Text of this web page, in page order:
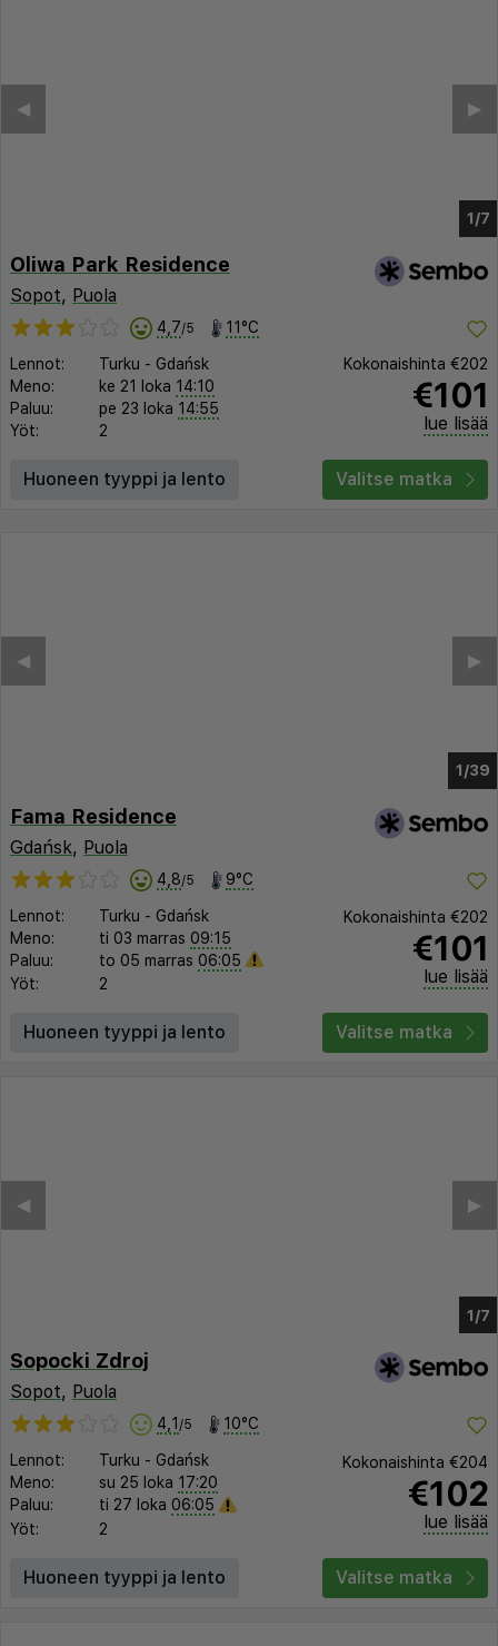
Oliwa Park Residence
Sopot, Puola
4,7/5 11°C
Lennot: Turku - Gdańsk
Meno:
ke 21 loka 14:10
Paluu:
pe 23 loka 14:55
Yöt:
2
Kokonaishinta €202
€101
lue lisää
Huoneen tyyppi ja lento Valitse matka
1/32
▶︎
◀︎
Fama Residence
Gdańsk, Puola
4,8/5 9°C
Lennot: Turku - Gdańsk
Meno:
ti 03 marras 09:15
Paluu:
to 05 marras 06:05
Yöt:
2
Kokonaishinta €202
€101
lue lisää
Huoneen tyyppi ja lento Valitse matka
1/2
▶︎
◀︎
Sopocki Zdroj
Sopot, Puola
4,1 /5 10°C
Lennot: Turku - Gdańsk
Meno:
su 25 loka 17:20
Paluu:
ti 27 loka 06:05
Yöt:
2
Kokonaishinta €204
€102
lue lisää
Huoneen tyyppi ja lento Valitse matka